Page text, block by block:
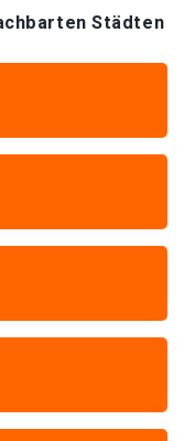
Städten